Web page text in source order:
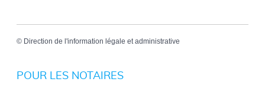
© Direction de l'information légale et administrative
POUR LES NOTAIRES